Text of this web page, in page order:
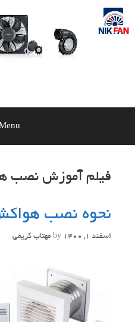
Skip
content
فیلم آموزش نصب
نحوه نصب
اسفند 1, 1400 by مهتاب کریمی